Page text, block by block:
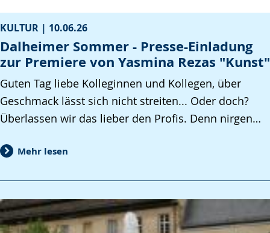
KULTUR | 10.06.26
Dalheimer Sommer - Presse-Einladung
zur Premiere von Yasmina Rezas "Kunst"
Guten Tag liebe Kolleginnen und Kollegen, über
Geschmack lässt sich nicht streiten... Oder doch?
Überlassen wir das lieber den Profis. Denn nirgen…
Mehr lesen